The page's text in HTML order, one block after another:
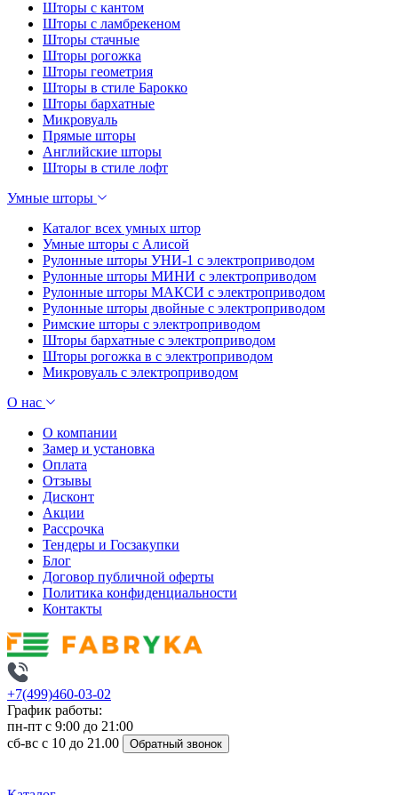
Шторы с кантом
Шторы с ламбрекеном
Шторы стачные
Шторы рогожка
Шторы геометрия
Шторы в стиле Барокко
Шторы бархатные
Микровуаль
Прямые шторы
Английские шторы
Шторы в стиле лофт
Умные шторы
Каталог всех умных штор
Умные шторы с Алисой
Рулонные шторы УНИ-1 с электроприводом
Рулонные шторы МИНИ с электроприводом
Рулонные шторы МАКСИ с электроприводом
Рулонные шторы двойные с электроприводом
Римские шторы с электроприводом
Шторы бархатные с электроприводом
Шторы рогожка в с электроприводом
Микровуаль с электроприводом
О нас
О компании
Замер и установка
Оплата
Отзывы
Дисконт
Акции
Рассрочка
Тендеры и Госзакупки
Блог
Договор публичной оферты
Политика конфиденциальности
Контакты
+7(499)460-03-02
График работы:
пн-пт с 9:00 до 21:00
сб-вс с 10 до 21.00
Обратный звонок